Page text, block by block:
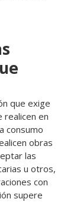
que exige
realicen en
consumo
obras
las
u otros,
con
supere